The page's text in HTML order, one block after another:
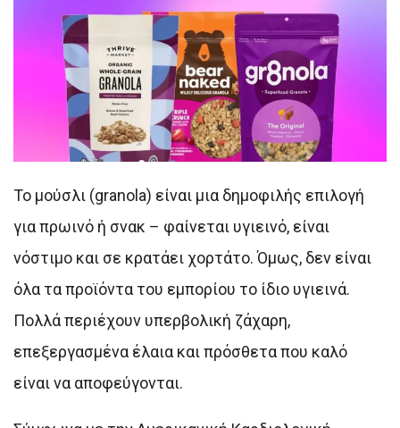
Το μούσλι (granola) είναι μια δημοφιλής επιλογή
για πρωινό ή σνακ – φαίνεται υγιεινό, είναι
νόστιμο και σε κρατάει χορτάτο. Όμως, δεν είναι
όλα τα προϊόντα του εμπορίου το ίδιο υγιεινά.
Πολλά περιέχουν υπερβολική ζάχαρη,
επεξεργασμένα έλαια και πρόσθετα που καλό
είναι να αποφεύγονται.